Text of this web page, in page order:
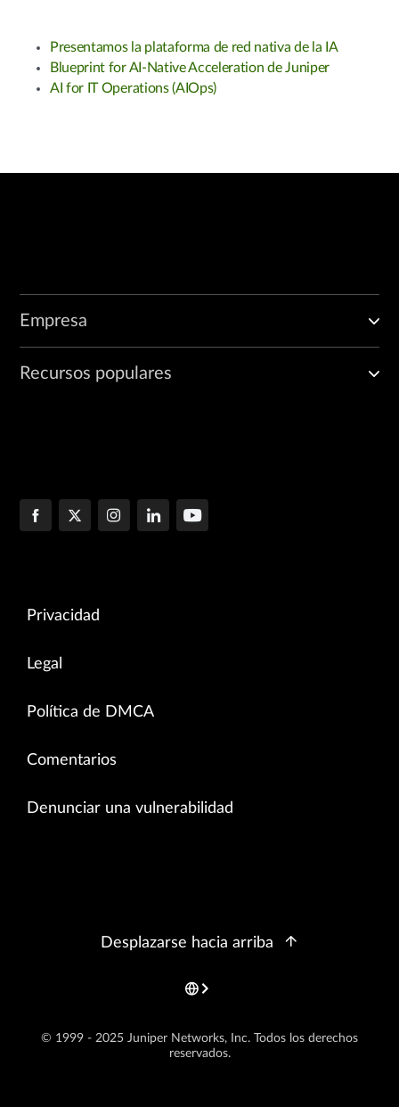
Presentamos la plataforma de red nativa de la IA​
Blueprint for AI-Native Acceleration de Juniper​
AI for IT Operations (AIOps)
Empresa
Recursos populares
Privacidad
Legal
Política de DMCA
Comentarios
Denunciar una vulnerabilidad
© 1999 - 2025 Juniper Networks, Inc. Todos los derechos
reservados.
Desplazarse hacia arriba